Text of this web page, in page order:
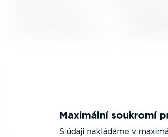
Maximální soukromí
S údaji nakládáme v